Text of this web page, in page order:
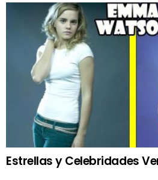
Estrellas y Celebridades